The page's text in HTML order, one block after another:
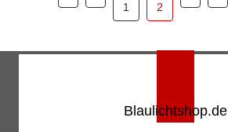
1 2
Blaulichtshop.de